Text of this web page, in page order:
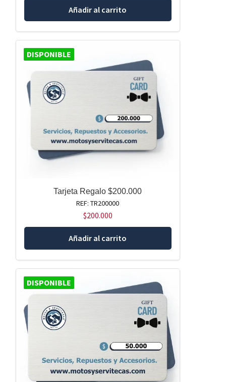
Añadir al carrito
DISPONIBLE
Tarjeta Regalo $200.000
REF: TR200000
$200.000
Añadir al carrito
DISPONIBLE